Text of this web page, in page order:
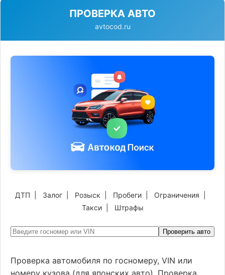
ПРОВЕРКА АВТО
avtocod.ru
ДТП Залог Розыск Пробеги Ограничения
Такси| Штрафы
Проверить авто
Проверка автомобиля по госномеру, VIN или
номеру кузова (для японских авто). Проверка